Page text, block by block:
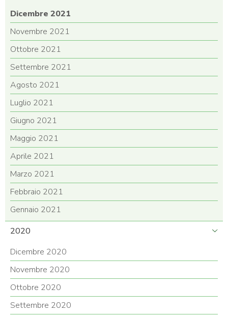
Dicembre 2021
Novembre 2021
Ottobre 2021
Settembre 2021
Agosto 2021
Luglio 2021
Giugno 2021
Maggio 2021
Aprile 2021
Marzo 2021
Febbraio 2021
Gennaio 2021
2020
Dicembre 2020
Novembre 2020
Ottobre 2020
Settembre 2020